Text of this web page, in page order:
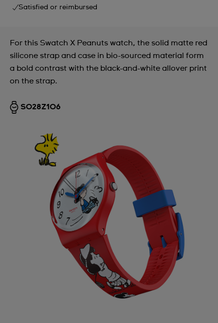
Satisfied or reimbursed
For this Swatch X Peanuts watch, the solid matte red
silicone strap and case in bio-sourced material form
a bold contrast with the black-and-white allover print
on the strap.
SO28Z106